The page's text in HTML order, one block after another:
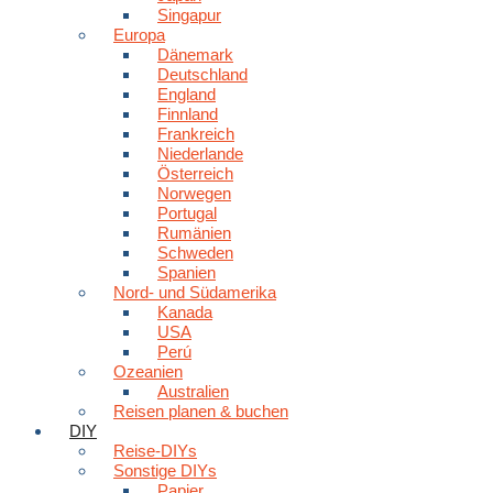
Singapur
Europa
Dänemark
Deutschland
England
Finnland
Frankreich
Niederlande
Österreich
Norwegen
Portugal
Rumänien
Schweden
Spanien
Nord- und Südamerika
Kanada
USA
Perú
Ozeanien
Australien
Reisen planen & buchen
DIY
Reise-DIYs
Sonstige DIYs